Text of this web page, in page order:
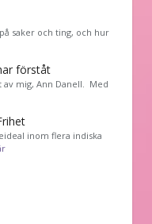
saker och ting, och hur
förståt
mig, Ann Danell. Med
inom flera indiska